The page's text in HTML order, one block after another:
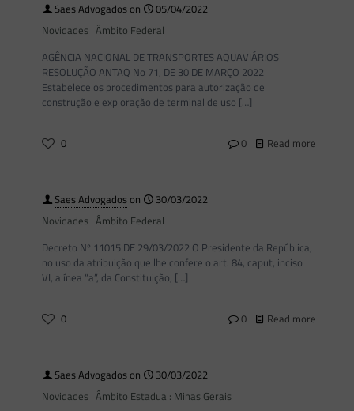
Saes Advogadoson
05/04/2022
Novidades | Âmbito Federal
AGÊNCIA NACIONAL DE TRANSPORTES AQUAVIÁRIOS
RESOLUÇÃO ANTAQ No 71, DE 30 DE MARÇO 2022
Estabelece os procedimentos para autorização de
construção e exploração de terminal de uso […]
0 0 Read more
Saes Advogadoson
30/03/2022
Novidades | Âmbito Federal
Decreto Nº 11015 DE 29/03/2022 O Presidente da República,
no uso da atribuição que lhe confere o art. 84, caput, inciso
VI, alínea “a”, da Constituição, […]
0 0 Read more
Saes Advogadoson
30/03/2022
Novidades | Âmbito Estadual: Minas Gerais